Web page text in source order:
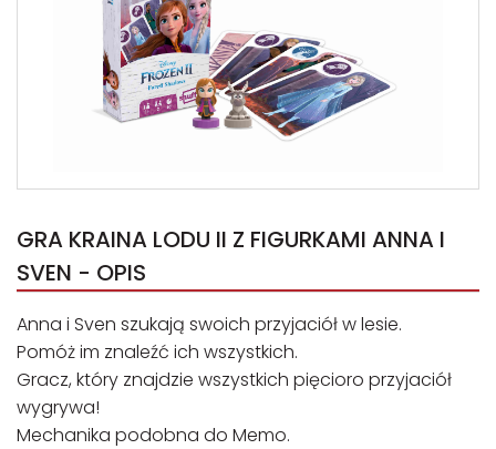
GRA KRAINA LODU II Z FIGURKAMI ANNA I
SVEN - OPIS
Anna i Sven szukają swoich przyjaciół w lesie.
Pomóż im znaleźć ich wszystkich.
Gracz, który znajdzie wszystkich pięcioro przyjaciół
wygrywa!
Mechanika podobna do Memo.